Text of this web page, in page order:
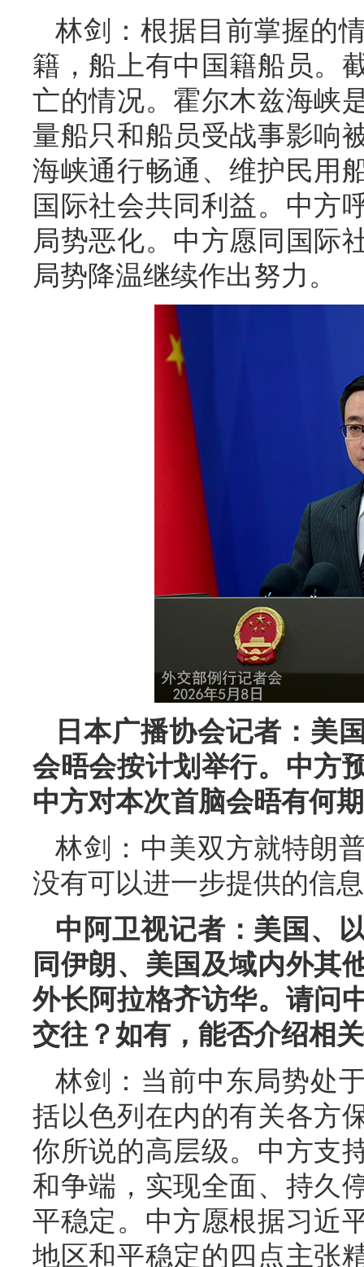
林剑：根据目前掌握的
籍，船上有中国籍船员。
亡的情况。霍尔木兹海峡
量船只和船员受战事影响
海峡通行畅通、维护民用
国际社会共同利益。中方
局势恶化。中方愿同国际
局势降温继续作出努力。
日本广播协会记者：美
会晤会按计划举行。中方
中方对本次首脑会晤有何
林剑：中美双方就特朗
没有可以进一步提供的信
中阿卫视记者：美国、
同伊朗、美国及域内外其
外长阿拉格齐访华。请问
交往？如有，能否介绍相
林剑：当前中东局势处
括以色列在内的有关各方
你所说的高层级。中方支
和争端，实现全面、持久
平稳定。中方愿根据习近
地区和平稳定的四点主张